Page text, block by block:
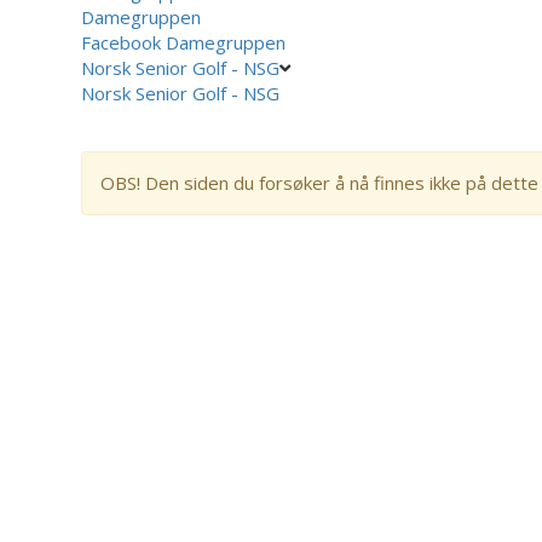
Damegruppen
Facebook Damegruppen
Norsk Senior Golf - NSG
Norsk Senior Golf - NSG
OBS! Den siden du forsøker å nå finnes ikke på